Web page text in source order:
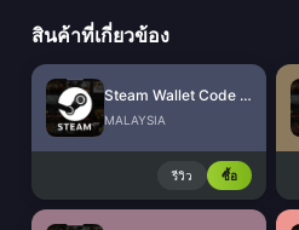
สินค้าที่เกี่ยวข้อง
Steam Wallet Code (MYR)
MALAYSIA
รีวิว ซื้อ